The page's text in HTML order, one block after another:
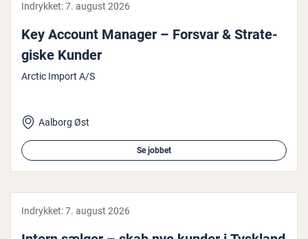
Indrykket:7. august 2026
Key Account Manager – Forsvar & Stra­te­
gi­ske Kunder
Arctic Import A/S
Aalborg Øst
Se jobbet
Indrykket:7. august 2026